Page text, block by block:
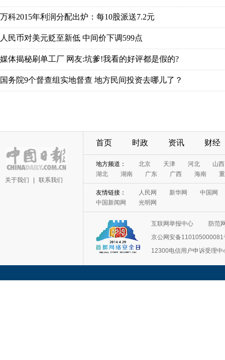
关于我们 联系我们
首页 时政 资讯 财经
互联网举报中心
防范
京公网安备110105000081
12300电信用户申诉受理中